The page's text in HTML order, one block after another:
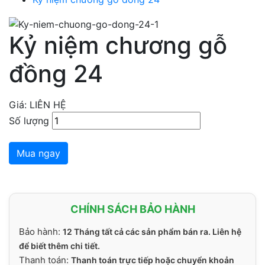
Kỷ niệm chương gỗ
đồng 24
Giá: LIÊN HỆ
Số lượng
Mua ngay
CHÍNH SÁCH BẢO HÀNH
Bảo hành: 12 Tháng tất cả các sản phẩm bán ra. Liên hệ
để biết thêm chi tiết.
Thanh toán: Thanh toán trực tiếp hoặc chuyển khoản